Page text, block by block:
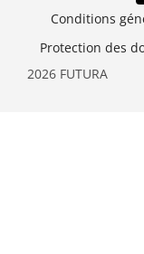
2026 FUTURA
Conditions
Protection des